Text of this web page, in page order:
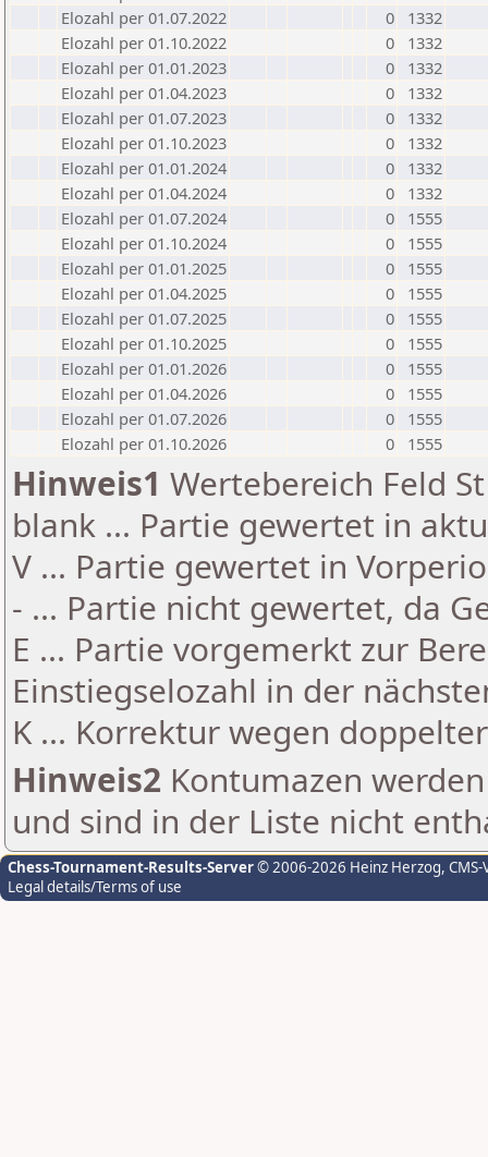
Elozahl per 01.07.2022
0
1332
Elozahl per 01.10.2022
0
1332
Elozahl per 01.01.2023
0
1332
Elozahl per 01.04.2023
0
1332
Elozahl per 01.07.2023
0
1332
Elozahl per 01.10.2023
0
1332
Elozahl per 01.01.2024
0
1332
Elozahl per 01.04.2024
0
1332
Elozahl per 01.07.2024
0
1555
Elozahl per 01.10.2024
0
1555
Elozahl per 01.01.2025
0
1555
Elozahl per 01.04.2025
0
1555
Elozahl per 01.07.2025
0
1555
Elozahl per 01.10.2025
0
1555
Elozahl per 01.01.2026
0
1555
Elozahl per 01.04.2026
0
1555
Elozahl per 01.07.2026
0
1555
Elozahl per 01.10.2026
0 1555
Hinweis1 Wertebereich Feld
blank ... Partie gewertet in
V ... Partie gewertet in
- ... Partie nicht gewertet, da
E ... Partie vorgemerkt zur
Einstiegselozahl in der
K ... Korrektur wegen
Hinweis2 Kontumazen
und sind in der Liste nicht
Chess-Tournament-Results-Server© 2006-2026 Heinz Herzog,
Legal details/Terms of use